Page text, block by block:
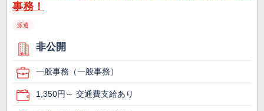
事務！
派遣
非公開
一般事務（一般事務）
1,350円～ 交通費支給あり